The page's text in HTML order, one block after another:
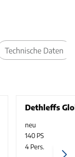
Technische Daten
Dethleffs
neu
140 PS
4 Pers.